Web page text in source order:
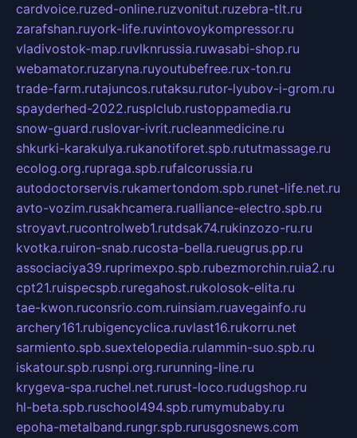
cardvoice.ruzed-online.ruzvonitut.ruzebra-tlt.ru
zarafshan.ruyork-life.ruvintovoykompressor.ru
vladivostok-map.ruvlknrussia.ruwasabi-shop.ru
webamator.ruzaryna.ruyoutubefree.rux-ton.ru
trade-farm.rutajuncos.rutaksu.rutor-lyubov-i-grom.ru
spayderhed-2022.rusplclub.rustoppamedia.ru
snow-guard.ruslovar-ivrit.rucleanmedicine.ru
shkurki-karakulya.rukanotiforet.spb.rututmassage.ru
ecolog.org.rupraga.spb.rufalcorussia.ru
autodoctorservis.rukamertondom.spb.runet-life.net.ru
avto-vozim.rusakhcamera.rualliance-electro.spb.ru
stroyavt.rucontrolweb1.rutdsak74.rukinzozo-ru.ru
kvotka.ruiron-snab.rucosta-bella.rueugrus.pp.ru
associaciya39.ruprimexpo.spb.rubezmorchin.ruia2.ru
cpt21.ruispecspb.ruregahost.rukolosok-elita.ru
tae-kwon.ruconsrio.com.ruinsiam.ruavegainfo.ru
archery161.rubigencyclica.ruvlast16.rukorru.net
sarmiento.spb.suextelopedia.rulammin-suo.spb.ru
iskatour.spb.rusnpi.org.rurunning-line.ru
krygeva-spa.ruchel.net.rurust-loco.rudugshop.ru
hl-beta.spb.ruschool494.spb.rumymubaby.ru
epoha-metalband.rungr.spb.rurusgosnews.com